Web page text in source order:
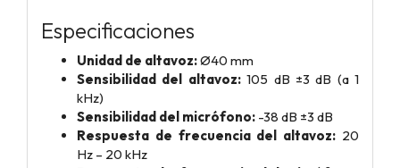
Especificaciones
Unidad de altavoz:Ø40 mm
Sensibilidad del altavoz:105 dB ±3 dB (a 1
kHz)
Sensibilidad del micrófono: -38 dB ±3 dB
Respuesta de frecuencia del altavoz: 20
Hz – 20 kHz